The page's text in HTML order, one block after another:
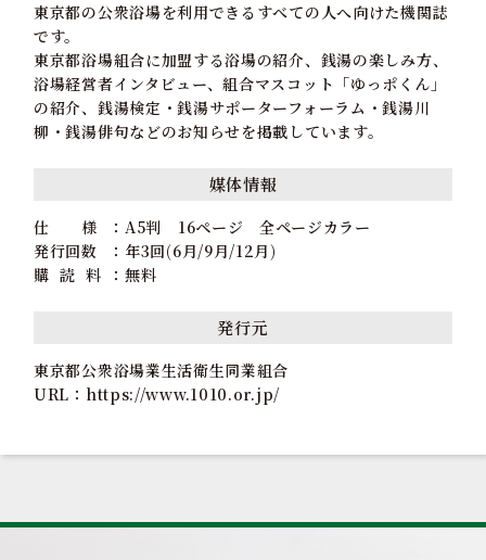
東京都の公衆浴場を利用できるすべての人へ向けた機関誌
です。
東京都浴場組合に加盟する浴場の紹介、銭湯の楽しみ方、
浴場経営者インタビュー、組合マスコット「ゆっポくん」
の紹介、銭湯検定・銭湯サポーターフォーラム・銭湯川
柳・銭湯俳句などのお知らせを掲載しています。
媒体情報
仕 様
A5判 16ページ 全ページカラー
発行回数
年3回(6月/9月/12月)
購 読 料
無料
発行元
東京都公衆浴場業生活衛生同業組合
URL： https://www.1010.or.jp/